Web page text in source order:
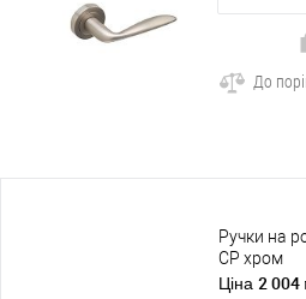
До
Ручки на
CP хром
Ціна 2 004